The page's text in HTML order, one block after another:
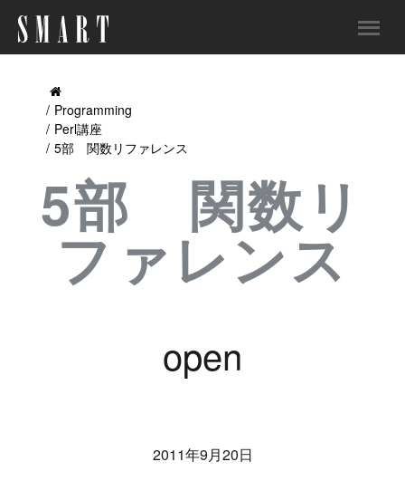
Programming
Perl講座
5部 関数リファレンス
5部 関数リ
ファレンス
open
2011年9月20日